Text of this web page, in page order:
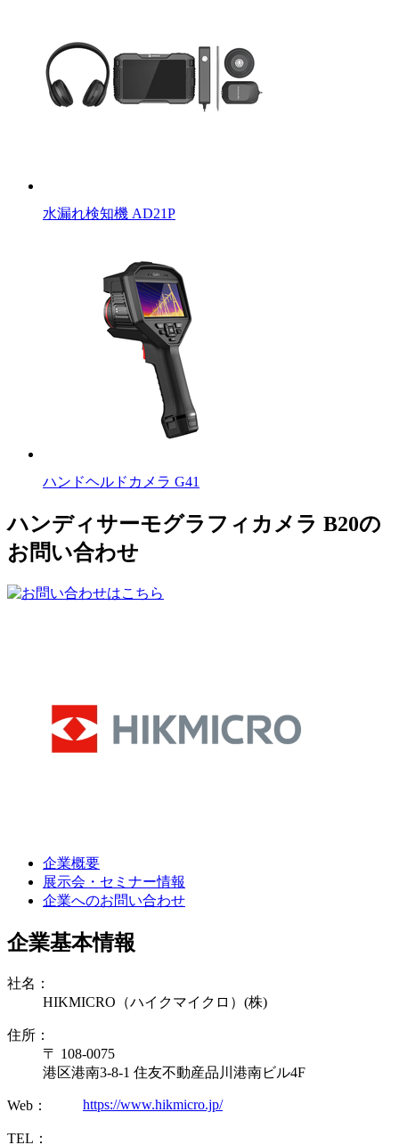
水漏れ検知機 AD21P
ハンドヘルドカメラ G41
ハンディサーモグラフィカメラ B20の
お問い合わせ
企業概要
展示会・セミナー情報
企業へのお問い合わせ
企業基本情報
社名：
HIKMICRO（ハイクマイクロ）(株)
住所：
〒 108-0075
港区港南3-8-1 住友不動産品川港南ビル4F
Web： https://www.hikmicro.jp/
TEL：